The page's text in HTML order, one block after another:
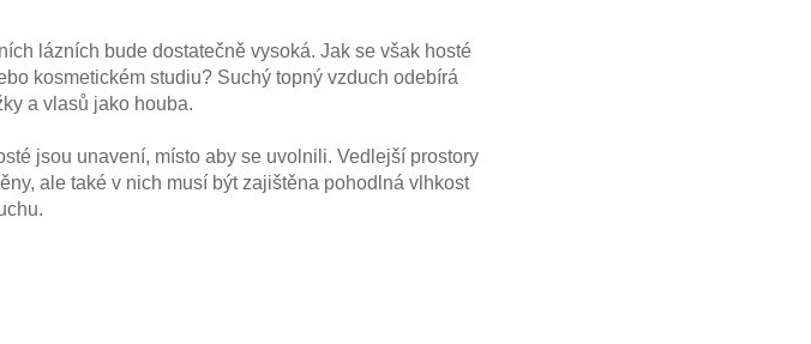
lázních bude dostatečně vysoká. Jak se však hosté
kosmetickém studiu? Suchý topný vzduch odebírá
a vlasů jako houba.
jsou unavení, místo aby se uvolnili. Vedlejší prostory
ale také v nich musí být zajištěna pohodlná vlhkost